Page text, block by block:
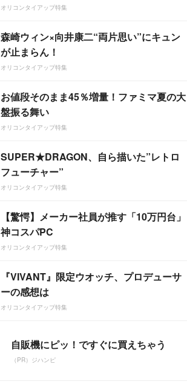
オリコンタイアップ特集
森崎ウィン×向井康二“両片思い”にキュン
が止まらん！
オリコンタイアップ特集
お値段そのまま45％増量！ファミマ夏の大
盤振る舞い
オリコンタイアップ特集
SUPER★DRAGON、自ら描いた”レトロ
フューチャー”
オリコンタイアップ特集
【驚愕】メーカー社員が推す「10万円台」
神コスパPC
オリコンタイアップ特集
『VIVANT』限定ウオッチ、プロデューサ
ーの感想は
オリコンタイアップ特集
自販機にピッ！ですぐに買えちゃう
（PR）ジハンピ